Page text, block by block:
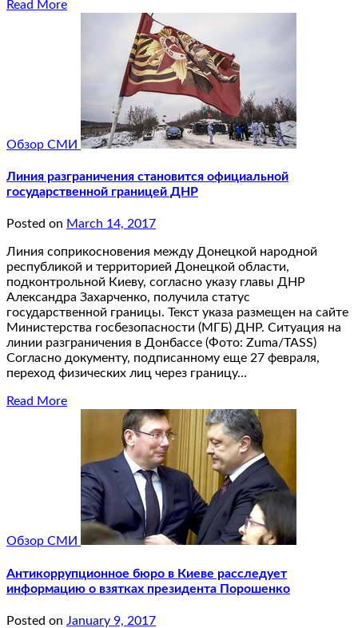
Read More
Обзор СМИ
Линия разграничения становится официальной
государственной границей ДНР
Posted on March 14, 2017
Линия соприкосновения между Донецкой народной
республикой и территорией Донецкой области,
подконтрольной Киеву, согласно указу главы ДНР
Александра Захарченко, получила статус
государственной границы. Текст указа размещен на сайте
Министерства госбезопасности (МГБ) ДНР. Ситуация на
линии разграничения в Донбассе (Фото: Zuma/TASS)
Согласно документу, подписанному еще 27 февраля,
переход физических лиц через границу…
Read More
Обзор СМИ
Антикоррупционное бюро в Киеве расследует
информацию о взятках президента Порошенко
Posted on January 9, 2017